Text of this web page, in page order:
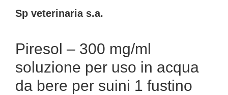
farmacia
Sp veterinaria s.a.
Piresol – 300 mg/ml
soluzione per uso in acqua
da bere per suini 1 fustino